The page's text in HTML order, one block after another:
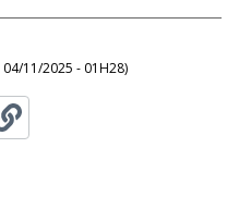
04/11/2025 - 01H28)